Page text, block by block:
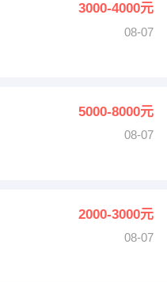
3000-4000元
08-07
5000-8000元
08-07
2000-3000元
08-07